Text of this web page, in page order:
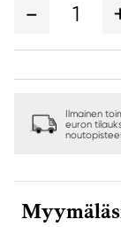
1
Ilmainen
euron